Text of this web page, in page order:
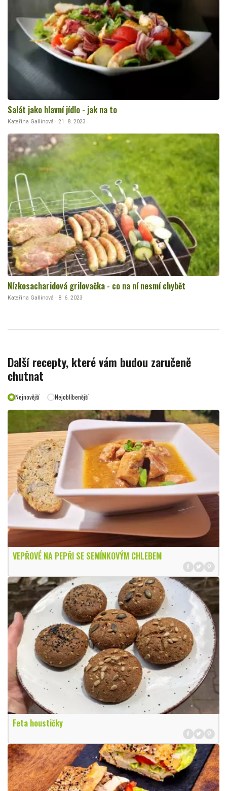
Salát jako hlavní jídlo - jak na to
Kateřina Gallinová · 21. 8. 2023
Nízkosacharidová grilovačka - co na ní nesmí chybět
Kateřina Gallinová · 8. 6. 2023
Další recepty, které vám budou zaručeně
chutnat
Nejnovější Nejoblíbenější
VEPŘOVÉ NA PEPŘI SE SEMÍNKOVÝM CHLEBEM
Feta houstičky